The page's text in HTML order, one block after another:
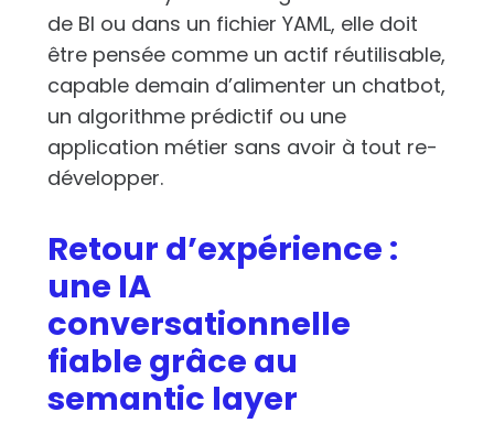
de BI ou dans un fichier YAML, elle doit
être pensée comme un actif réutilisable,
capable demain d’alimenter un chatbot,
un algorithme prédictif ou une
application métier sans avoir à tout re-
développer.
Retour d’expérience :
une IA
conversationnelle
fiable grâce au
semantic layer